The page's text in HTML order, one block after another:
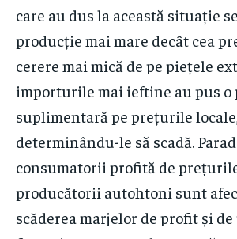
care au dus la această situație
producție mai mare decât cea
cerere mai mică de pe piețele
importurile mai ieftine au pus o
suplimentară pe prețurile locale,
determinându-le să scadă.
consumatorii profită de
producătorii autohtoni sunt
scăderea marjelor de profit și